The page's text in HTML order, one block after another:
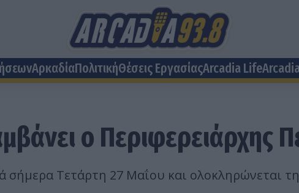
ΑρκαδίαΠολιτικήΘέσεις EργασίαςArcadia Life
ο Περιφερειάρχης
σήμερα Τετάρτη 27 Μαΐου και ολοκληρώνεται